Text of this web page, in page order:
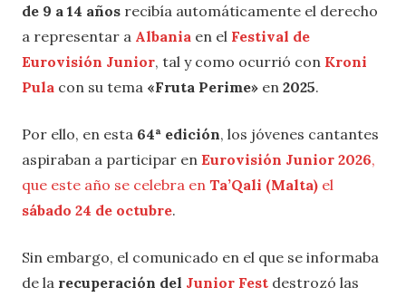
de 9 a 14 años recibía automáticamente el derecho
a representar a Albania en el Festival de
Eurovisión Junior, tal y como ocurrió con Kroni
Pula con su tema «Fruta Perime» en 2025.
Por ello, en esta 64ª edición, los jóvenes cantantes
aspiraban a participar en Eurovisión Junior 2026,
que este año se celebra en Ta’Qali (Malta) el
sábado 24 de octubre.
Sin embargo, el comunicado en el que se informaba
de la recuperación del Junior Fest destrozó las